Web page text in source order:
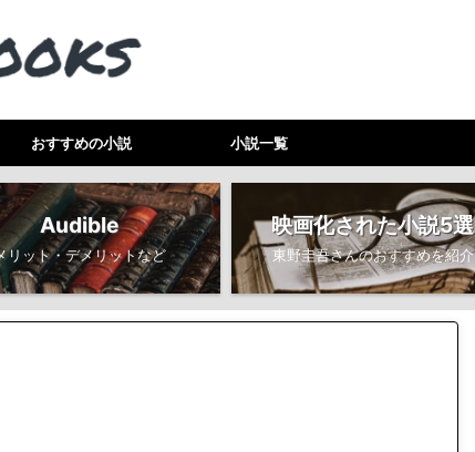
おすすめの小説 小説一覧
Audible
リット・デメリットなど
映画化された小説5選
東野圭吾さんのおすすめを紹介